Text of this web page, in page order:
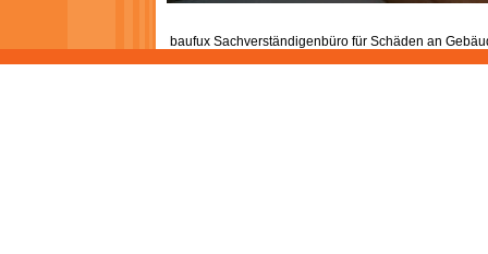
baufux Sachverständigenbüro für Schäden an